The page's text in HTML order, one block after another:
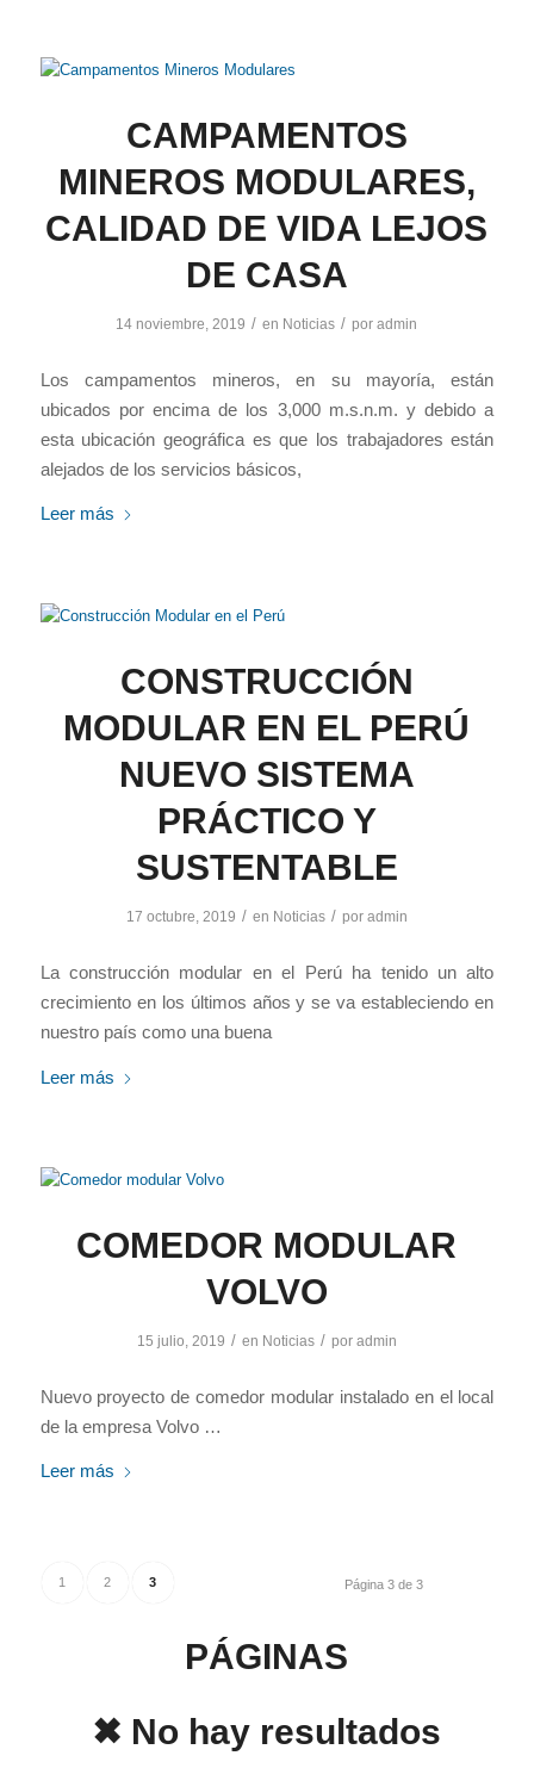
CAMPAMENTOS
MINEROS MODULARES,
CALIDAD DE VIDA LEJOS
DE CASA
14 noviembre, 2019 / en Noticias / poradmin
Los campamentos mineros, en su mayoría, están
ubicados por encima de los 3,000 m.s.n.m. y debido a
esta ubicación geográfica es que los trabajadores están
alejados de los servicios básicos,
Leer más
CONSTRUCCIÓN
MODULAR EN EL PERÚ
NUEVO SISTEMA
PRÁCTICO Y
SUSTENTABLE
17 octubre, 2019 / en Noticias / por admin
La construcción modular en el Perú ha tenido un alto
crecimiento en los últimos años y se va estableciendo en
nuestro país como una buena
Leer más
COMEDOR MODULAR
VOLVO
15 julio, 2019 / en Noticias / por admin
Nuevo proyecto de comedor modular instalado en el local
de la empresa Volvo …
Leer más
Página 3 de 3
1 2 3
PÁGINAS
✖ No hay resultados